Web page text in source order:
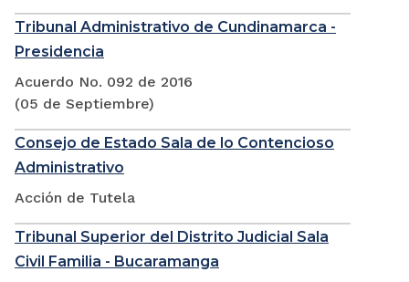
Tribunal Administrativo de Cundinamarca -
Presidencia
Acuerdo No. 092 de 2016
(05 de Septiembre)
Consejo de Estado Sala de lo Contencioso
Administrativo
Acción de Tutela
Tribunal Superior del Distrito Judicial Sala
Civil Familia - Bucaramanga